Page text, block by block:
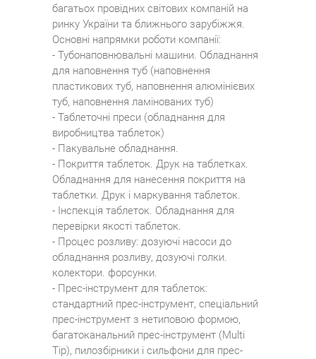
багатьох провідних світових компаній на
ринку України та ближнього зарубіжжя.
Основні напрямки роботи компанії:
- Тубонаповнювальні машини. Обладнання
для наповнення туб (наповнення
пластикових туб, наповнення алюмінієвих
туб, наповнення ламінованих туб)
- Таблеточні преси (обладнання для
виробництва таблеток)
- Пакувальне обладнання.
- Покриття таблеток. Друк на таблетках.
Обладнання для нанесення покриття на
таблетки. Друк і маркування таблеток.
- Інспекція таблеток. Обладнання для
перевірки якості таблеток.
- Процес розливу: дозуючі насоси до
обладнання розливу, дозуючі голки.
колектори. форсунки.
- Прес-інструмент для таблеток:
стандартний прес-інструмент, спеціальний
прес-інструмент з нетиповою формою,
багатоканальний прес-інструмент (Multi
Tip), пилозбірники і сильфони для прес-